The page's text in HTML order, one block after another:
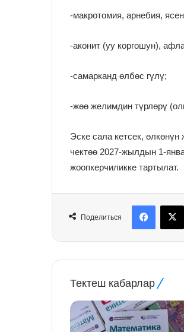
-макротомия, арнебия,
-аконит (уу коргошун),
-самарканд өлбөс гүлү;
-жөө желимдин түрлөрү
Эске сала кетсек,
чектөө 2027-жылдын 1-
жоопкерчиликке тартылат.
Поделиться
FacebookX
Тектеш кабарлар